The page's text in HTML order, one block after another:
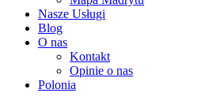
Nasze Usługi
Blog
O nas
Kontakt
Opinie o nas
Polonia